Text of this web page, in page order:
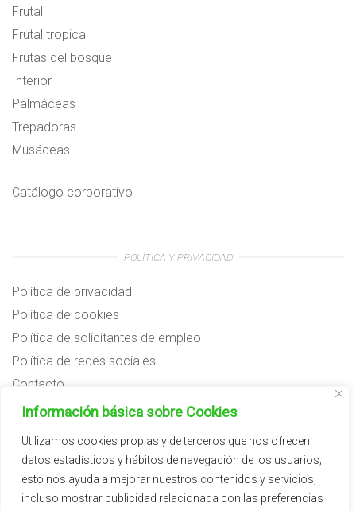
Información básica sobre Cookies
Utilizamos cookies propias y de terceros que nos ofrecen
datos estadísticos y hábitos de navegación de los usuarios;
esto nos ayuda a mejorar nuestros contenidos y servicios,
incluso mostrar publicidad relacionada con las preferencias
Frutal
Frutal tropical
Frutas del bosque
Interior
Palmáceas
Trepadoras
Musáceas
Catálogo corporativo
POLÍTICA Y PRIVACIDAD
Política de privacidad
Política de cookies
Política de solicitantes de empleo
Política de redes sociales
Contacto
Preguntas frecuentes
Subvenciones